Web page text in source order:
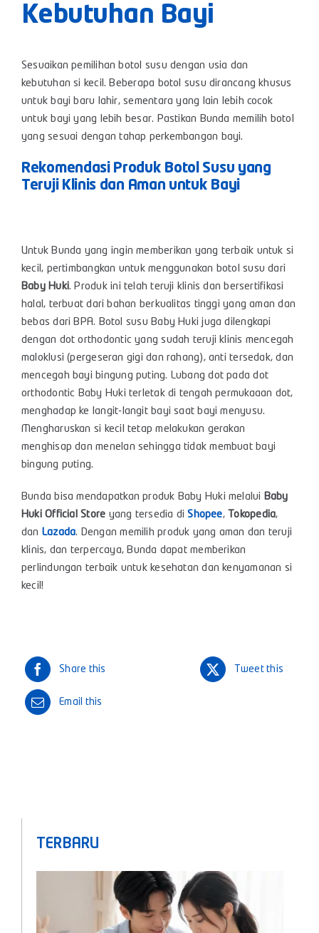
Kebutuhan Bayi
Sesuaikan pemilihan botol susu dengan usia dan
kebutuhan si kecil. Beberapa botol susu dirancang khusus
untuk bayi baru lahir, sementara yang lain lebih cocok
untuk bayi yang lebih besar. Pastikan Bunda memilih botol
yang sesuai dengan tahap perkembangan bayi.
Rekomendasi Produk Botol Susu yang
Teruji Klinis dan Aman untuk Bayi
Untuk Bunda yang ingin memberikan yang terbaik untuk si
kecil, pertimbangkan untuk menggunakan botol susu dari
Baby Huki. Produk ini telah teruji klinis dan bersertifikasi
halal, terbuat dari bahan berkualitas tinggi yang aman dan
bebas dari BPA. Botol susu Baby Huki juga dilengkapi
dengan dot orthodontic yang sudah teruji klinis mencegah
maloklusi (pergeseran gigi dan rahang), anti tersedak, dan
mencegah bayi bingung puting. Lubang dot pada dot
orthodontic Baby Huki terletak di tengah permukaaan dot,
menghadap ke langit-langit bayi saat bayi menyusu.
Mengharuskan si kecil tetap melakukan gerakan
menghisap dan menelan sehingga tidak membuat bayi
bingung puting.
Bunda bisa mendapatkan produk Baby Huki melalui Baby
Huki Official Store yang tersedia diShopee, Tokopedia,
dan Lazada. Dengan memilih produk yang aman dan teruji
klinis, dan terpercaya, Bunda dapat memberikan
perlindungan terbaik untuk kesehatan dan kenyamanan si
kecil!
Share this Tweet this
Email this
TERBARU